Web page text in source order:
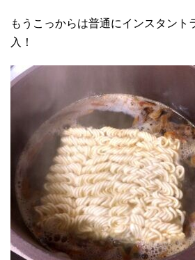
もうこっからは普通にインスタント
入！